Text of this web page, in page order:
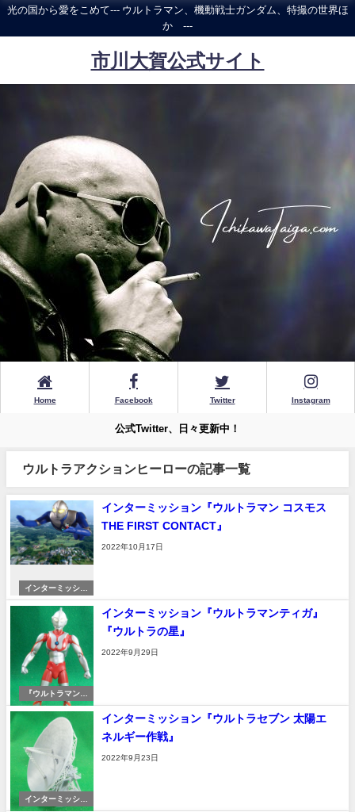
光の国から愛をこめて--- ウルトラマン、機動戦士ガンダム、特撮の世界ほ
か ---
市川大賀公式サイト
Home Facebook Twitter Instagram
公式Twitter、日々更新中！
ウルトラアクションヒーローの記事一覧
インターミッショ
ン
インターミッション『ウルトラマン コスモス
THE FIRST CONTACT』
2022年10月17日
『ウルトラマンテ
ィガ』『ウルトラ
の星』
インターミッション『ウルトラマンティガ』
『ウルトラの星』
2022年9月29日
インターミッショ
インターミッション『ウルトラセブン 太陽エ
ネルギー作戦』
2022年9月23日